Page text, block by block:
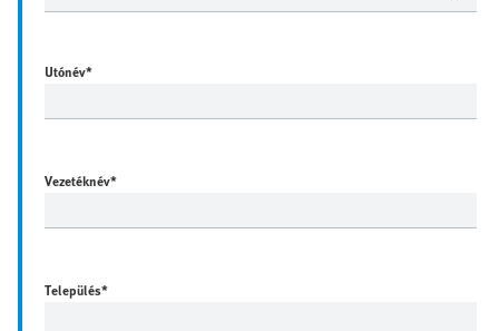
Utónév*
Vezetéknév*
Település*